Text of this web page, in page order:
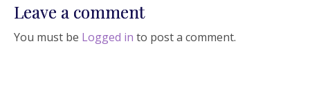
Leave a comment
You must be Logged in to post a comment.